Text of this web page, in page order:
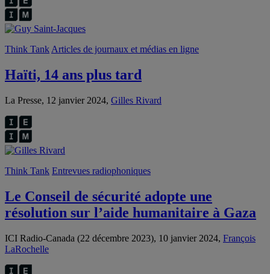
Think Tank Articles de journaux et médias en ligne
Haïti, 14 ans plus tard
La Presse, 12 janvier 2024, Gilles Rivard
Think Tank Entrevues radiophoniques
Le Conseil de sécurité adopte une
résolution sur l’aide humanitaire à Gaza
ICI Radio-Canada (22 décembre 2023), 10 janvier 2024, François
LaRochelle